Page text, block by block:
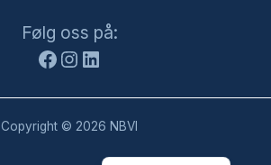
Følg oss på:
Facebook
Instagram
LinkedIn
Copyright © 2026 NBVI